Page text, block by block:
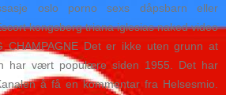
oslo porno sexs dåpsbarn eller
CHAMPAGNE Det er ikke uten grunn at
har vært populære siden 1955. Det har
å få en kommentar fra Helsesmio.